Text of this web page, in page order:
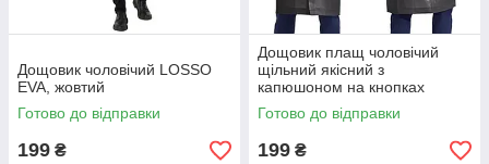
Дощовик чоловічий LOSSO
EVA, жовтий
Готово до відправки
199 ₴
Дощовик плащ чоловічий
щільний якісний з
капюшоном на кнопках
LOSSO EVA чорного кольору
Готово до відправки
199 ₴